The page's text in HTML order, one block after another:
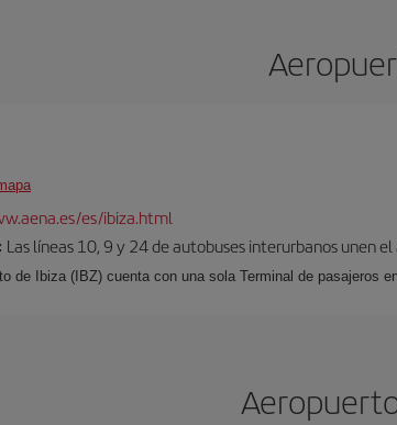
es/ibiza.html
Las líneas 10, 9 y 24 de autobuses interurbanos unen
de Ibiza (IBZ) cuenta con una sola Terminal de pasajeros